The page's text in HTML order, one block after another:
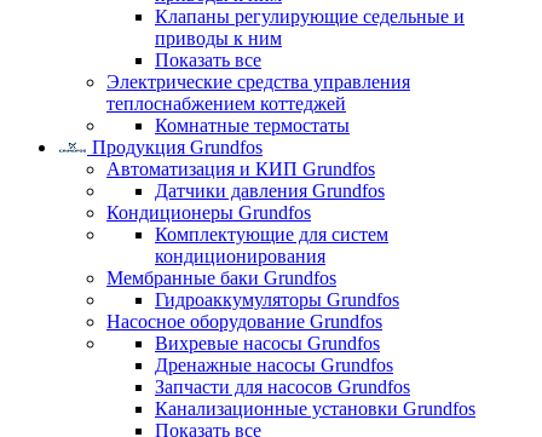
Клапаны регулирующие седельные и
приводы к ним
Показать все
Электрические средства управления
теплоснабжением коттеджей
Комнатные термостаты
Продукция Grundfos
Автоматизация и КИП Grundfos
Датчики давления Grundfos
Кондиционеры Grundfos
Комплектующие для систем
кондиционирования
Мембранные баки Grundfos
Гидроаккумуляторы Grundfos
Насосное оборудование Grundfos
Вихревые насосы Grundfos
Дренажные насосы Grundfos
Запчасти для насосов Grundfos
Канализационные установки Grundfos
Показать все